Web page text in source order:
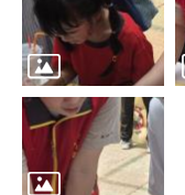
網
站
導
覽
English
臺